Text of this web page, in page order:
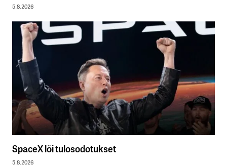
5.8.2026
SpaceX löi tulosodotukset
5.8.2026